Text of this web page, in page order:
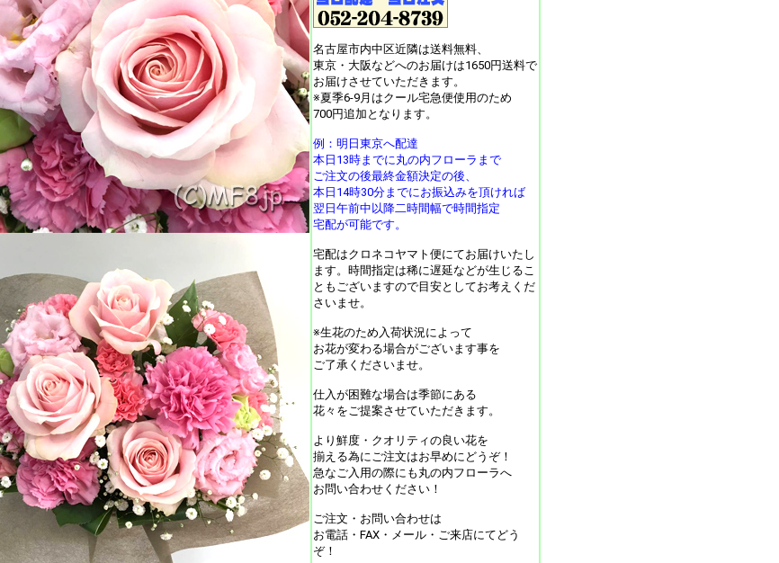
名古屋市内中区近隣は送料無料、
東京・大阪などへのお届けは1650円送料で
お届けさせていただきます。
※夏季6-9月はクール宅急便使用のため
700円追加となります。
例：明日東京へ配達
本日13時までに丸の内フローラまで
ご注文の後最終金額決定の後、
本日14時30分までにお振込みを頂ければ
翌日午前中以降二時間幅で時間指定
宅配が可能です。
宅配はクロネコヤマト便にてお届けいたし
ます。時間指定は稀に遅延などが生じるこ
ともございますので目安としてお考えくだ
さいませ。
※生花のため入荷状況によって
お花が変わる場合がございます事を
ご了承くださいませ。
仕入が困難な場合は季節にある
花々をご提案させていただきます。
より鮮度・クオリティの良い花を
揃える為にご注文はお早めにどうぞ！
急なご入用の際にも丸の内フローラへ
お問い合わせください！
ご注文・お問い合わせは
お電話・FAX・メール・ご来店にてどう
ぞ！